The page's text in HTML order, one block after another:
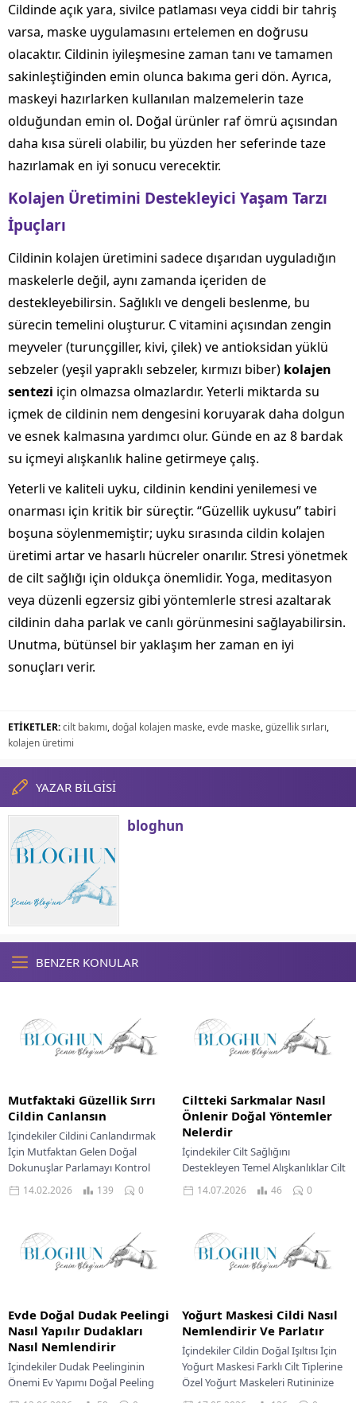
Cildinde açık yara, sivilce patlaması veya ciddi bir tahriş
varsa, maske uygulamasını ertelemen en doğrusu
olacaktır. Cildinin iyileşmesine zaman tanı ve tamamen
sakinleştiğinden emin olunca bakıma geri dön. Ayrıca,
maskeyi hazırlarken kullanılan malzemelerin taze
olduğundan emin ol. Doğal ürünler raf ömrü açısından
daha kısa süreli olabilir, bu yüzden her seferinde taze
hazırlamak en iyi sonucu verecektir.
Kolajen Üretimini Destekleyici Yaşam Tarzı
İpuçları
Cildinin kolajen üretimini sadece dışarıdan uyguladığın
maskelerle değil, aynı zamanda içeriden de
destekleyebilirsin. Sağlıklı ve dengeli beslenme, bu
sürecin temelini oluşturur. C vitamini açısından zengin
meyveler (turunçgiller, kivi, çilek) ve antioksidan yüklü
sebzeler (yeşil yapraklı sebzeler, kırmızı biber) kolajen
sentezi için olmazsa olmazlardır. Yeterli miktarda su
içmek de cildinin nem dengesini koruyarak daha dolgun
ve esnek kalmasına yardımcı olur. Günde en az 8 bardak
su içmeyi alışkanlık haline getirmeye çalış.
Yeterli ve kaliteli uyku, cildinin kendini yenilemesi ve
onarması için kritik bir süreçtir. “Güzellik uykusu” tabiri
boşuna söylenmemiştir; uyku sırasında cildin kolajen
üretimi artar ve hasarlı hücreler onarılır. Stresi yönetmek
de cilt sağlığı için oldukça önemlidir. Yoga, meditasyon
veya düzenli egzersiz gibi yöntemlerle stresi azaltarak
cildinin daha parlak ve canlı görünmesini sağlayabilirsin.
Unutma, bütünsel bir yaklaşım her zaman en iyi
sonuçları verir.
ETİKETLER:cilt bakımı,doğal kolajen maske,evde maske,güzellik sırları,
kolajen üretimi
YAZAR BİLGİSİ
bloghun
BENZER KONULAR
Mutfaktaki Güzellik Sırrı
Cildin Canlansın
İçindekiler Cildini Canlandırmak
İçin Mutfaktan Gelen Doğal
Dokunuşlar Parlamayı Kontrol
Altına Alan Yağlı Cilt Bakımı Nem
Bariyerini Güçlendiren Kuru Cilt...
14.02.2026 139 0
Ciltteki Sarkmalar Nasıl
Önlenir Doğal Yöntemler
Nelerdir
İçindekiler Cilt Sağlığını
Destekleyen Temel Alışkanlıklar Cilt
Tipine Göre Sarkma Önleyici
Yaklaşımlar Kuru Ciltler İçin
Karma...
14.07.2026 46 0
Evde Doğal Dudak Peelingi
Nasıl Yapılır Dudakları
Nasıl Nemlendirir
İçindekiler Dudak Peelinginin
Önemi Ev Yapımı Doğal Peeling
Tarifleri Hassas Dudaklar İçin Nazik
Yoğurt Maskesi Cildi Nasıl
Nemlendirir Ve Parlatır
İçindekiler Cildin Doğal Işıltısı İçin
Yoğurt Maskesi Farklı Cilt Tiplerine
Özel Yoğurt Maskeleri Rutininize
Yoğurt Maskesini Dahil Edin